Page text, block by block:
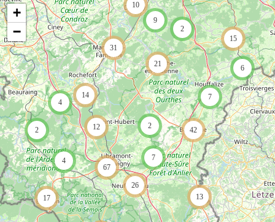
21
7
6
2
15
17
2
4
4
12
67
9
10
14
31
2
13
7
42
26
+
−